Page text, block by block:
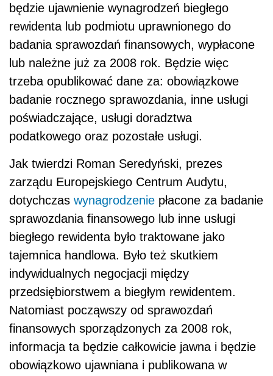
będzie ujawnienie wynagrodzeń biegłego
rewidenta lub podmiotu uprawnionego do
badania sprawozdań finansowych, wypłacone
lub należne już za 2008 rok. Będzie więc
trzeba opublikować dane za: obowiązkowe
badanie rocznego sprawozdania, inne usługi
poświadczające, usługi doradztwa
podatkowego oraz pozostałe usługi.
Jak twierdzi Roman Seredyński, prezes
zarządu Europejskiego Centrum Audytu,
dotychczas wynagrodzenie płacone za badanie
sprawozdania finansowego lub inne usługi
biegłego rewidenta było traktowane jako
tajemnica handlowa. Było też skutkiem
indywidualnych negocjacji między
przedsiębiorstwem a biegłym rewidentem.
Natomiast począwszy od sprawozdań
finansowych sporządzonych za 2008 rok,
informacja ta będzie całkowicie jawna i będzie
obowiązkowo ujawniana i publikowana w